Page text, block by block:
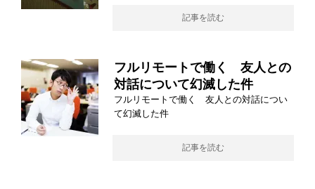
記事を読む
フルリモートで働く 友人との
対話について幻滅した件
フルリモートで働く 友人との対話につい
て幻滅した件
記事を読む